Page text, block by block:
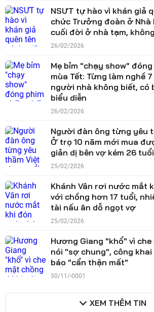
NSƯT tự hào vì khán giả
chức Trưởng đoàn ở Nhà
cuối đời ở nhà tạm,
26/02/2026
Mẹ bỉm "chạy show"
mùa Tết: Từng làm nghề
người nhà không biết, có
biểu diễn
26/02/2026
Người đàn ông từng yêu
Ở trọ 10 năm mới mua
giản dị bên vợ kém 26 tuổi
25/02/2026
Khánh Vân rơi nước mắt
với chồng hơn 17 tuổi,
tài nấu ăn dỗ ngọt vợ
25/02/2026
Hương Giang "khổ" vì
nói "sợ chung", công
báo "cẩn thận mất"
30/11/-0001
XEM THÊM TIN